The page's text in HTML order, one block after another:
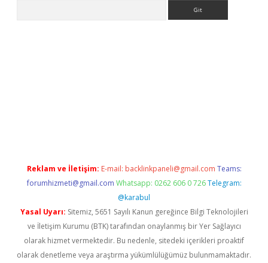
Reklam ve İletişim: E-mail: backlinkpaneli@gmail.com Teams:
forumhizmeti@gmail.com Whatsapp: 0262 606 0 726 Telegram:
@karabul
Yasal Uyarı: Sitemiz, 5651 Sayılı Kanun gereğince Bilgi Teknolojileri
ve İletişim Kurumu (BTK) tarafından onaylanmış bir Yer Sağlayıcı
olarak hizmet vermektedir. Bu nedenle, sitedeki içerikleri proaktif
olarak denetleme veya araştırma yükümlülüğümüz bulunmamaktadır.